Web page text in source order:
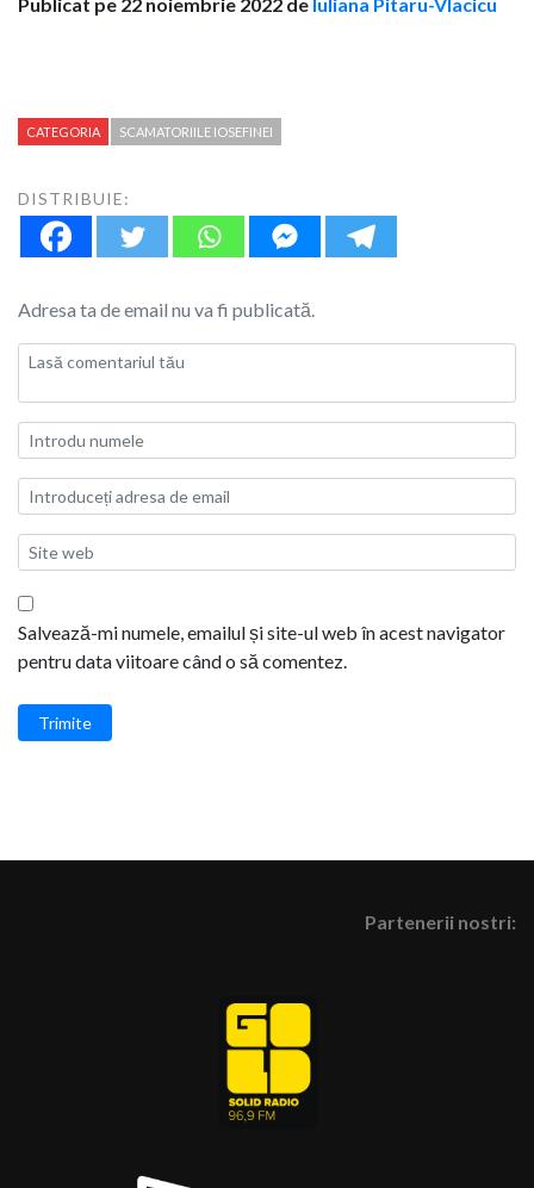
Publicat pe 22 noiembrie 2022 de Iuliana Pitaru-Vlacicu
CATEGORIA SCAMATORIILE IOSEFINEI
DISTRIBUIE:
Adresa ta de email nu va fi publicată.
Salvează-mi numele, emailul și site-ul web în acest navigator
pentru data viitoare când o să comentez.
Trimite
Partenerii nostri: